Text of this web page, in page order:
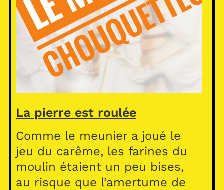
La pierre est roulée
Comme le meunier a joué le
jeu du carême, les farines du
moulin étaient un peu bises,
au risque que l’amertume de